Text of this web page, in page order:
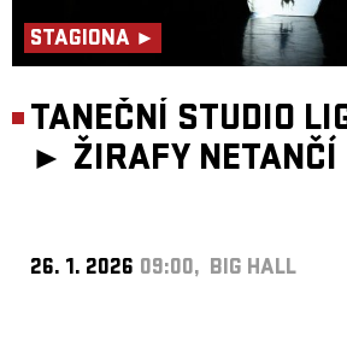
STAGIONA ►
TANEČNÍ STUDIO
► ŽIRAFY NETANČÍ
26. 1. 2026 09:00, BIG HALL